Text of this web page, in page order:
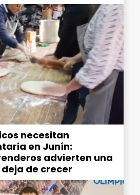
necesitan
en Junín:
advierten una
de crecer